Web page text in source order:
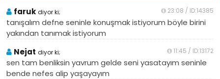
faruk diyor ki; 23:08 / ID:14385
tanışalım defne seninle konuşmak istiyorum böyle birini
yakından tanımak istiyorum
Nejat diyor ki; 11:45 / ID:13172
sen tam benliksin yavrum gelde seni yasatayım seninle
bende nefes alip yaşayayım